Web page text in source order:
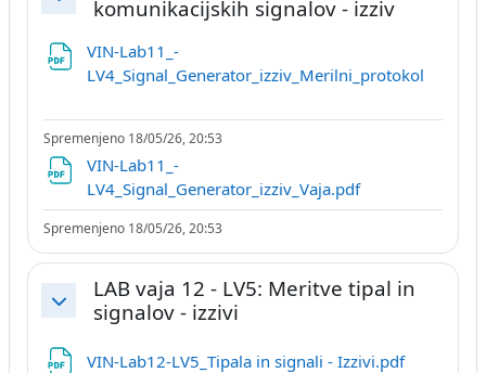
Skrči
komunikacijskih signalov - izziv
VIN-Lab11_-
LV4_Signal_Generator_izziv_Merilni_protokol
Spremenjeno 18/05/26, 20:53
VIN-Lab11_-
LV4_Signal_Generator_izziv_Vaja.pdf
Spremenjeno 18/05/26, 20:53
Skrči
LAB vaja 12 - LV5: Meritve tipal in
signalov - izzivi
VIN-Lab12-LV5_Tipala in signali - Izzivi.pdf